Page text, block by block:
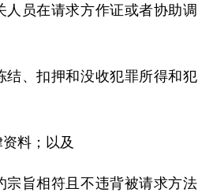
员在请求方作证或者协助调
、扣押和没收犯罪所得和犯
料；以及
旨相符且不违背被请求方法